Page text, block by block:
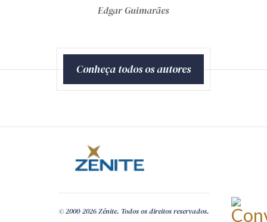
Egon Bockmann Moreira
Conheça todos os autores
© 2000-2026 Zênite. Todos os direitos reservados.